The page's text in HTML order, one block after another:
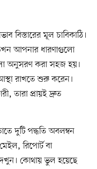
বিস্তারের মূল চাবিকাঠি।
আপনার ধারণাগুলো
অনুসরণ করা সহজ হয়।
রাখতে শুরু করেন।
তারা প্রায়ই দ্রুত
দুটি পদ্ধতি অবলম্বন
রিপোর্ট বা
কোথায় ভুল হয়েছে